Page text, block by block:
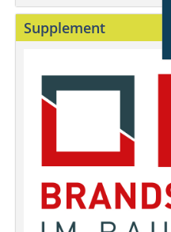
Supplement